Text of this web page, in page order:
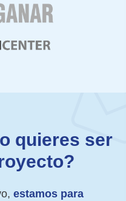
quieres ser
estamos para